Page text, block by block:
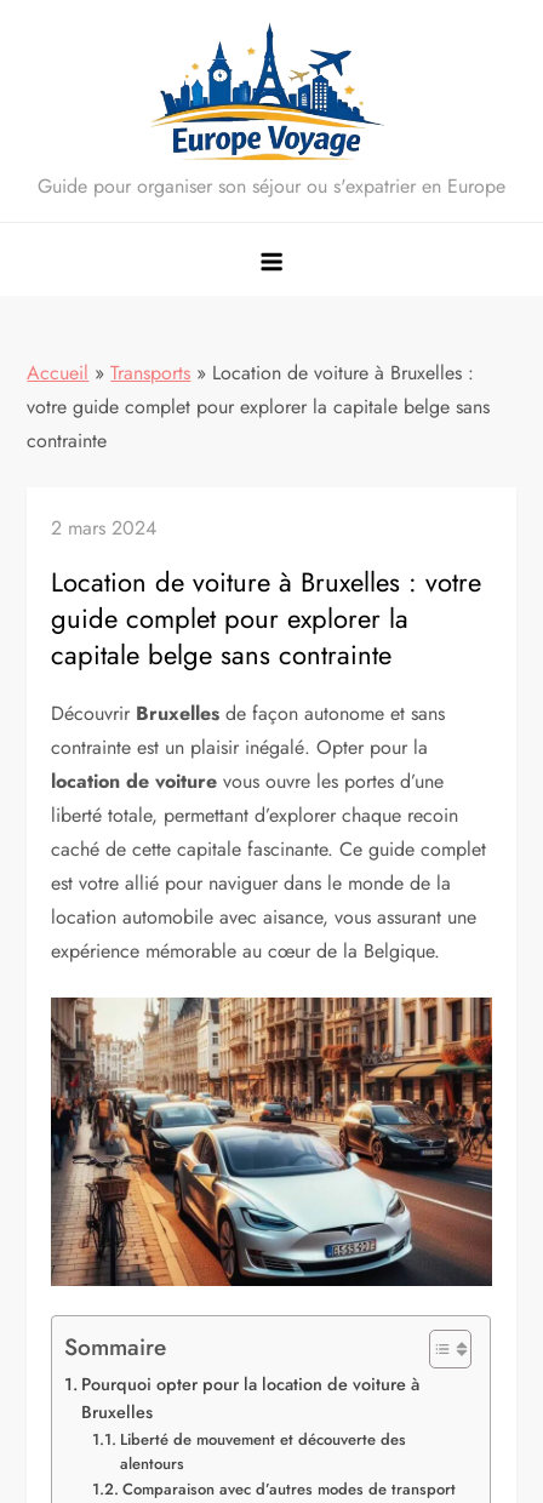
Guide pour organiser son séjour ou s'expatrier en Europe
Accueil »Transports » Location de voiture à Bruxelles :
votre guide complet pour explorer la capitale belge sans
contrainte
2 mars 2024
Location de voiture à Bruxelles : votre
guide complet pour explorer la
capitale belge sans contrainte
Découvrir Bruxelles de façon autonome et sans
contrainte est un plaisir inégalé. Opter pour la
location de voiture vous ouvre les portes d’une
liberté totale, permettant d’explorer chaque recoin
caché de cette capitale fascinante. Ce guide complet
est votre allié pour naviguer dans le monde de la
location automobile avec aisance, vous assurant une
expérience mémorable au cœur de la Belgique.
Sommaire
Pourquoi opter pour la location de voiture à
Bruxelles
Liberté de mouvement et découverte des
alentours
Comparaison avec d’autres modes de transport